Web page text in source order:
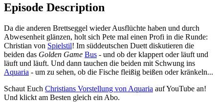
Episode Description
Da die anderen Brettseggel wieder Ausflüchte haben und durch
Abwesenheit glänzen, holt sich Pete mal einen Profi in die Runde:
Christian von Spielstil! Im süddeutschen Duett diskutieren die
beiden das Golden Game Bus - und ob der klappert oder läuft und
läuft und läuft. Und dann tauchen die beiden mit Schwung ins
Aquaria - um zu sehen, ob die Fische fleißig beißen oder kränkeln...
Schaut Euch Christians Vorstellung von Aquaria auf YouTube an!
Und klickt am Besten gleich ein Abo.